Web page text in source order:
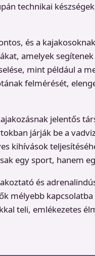
technikai
és a
amelyek
mint például a
felmérését,
jelentős
járják be a
kihívások
egy sport, hanem
és
mélyebb
teli, emlékezetes